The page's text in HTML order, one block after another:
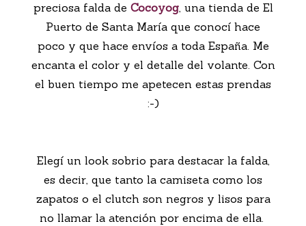
preciosa falda de Cocoyog, una tienda de El
Puerto de Santa María que conocí hace
poco y que hace envíos a toda España. Me
encanta el color y el detalle del volante. Con
el buen tiempo me apetecen estas prendas
:-)
Elegí un look sobrio para destacar la falda,
es decir, que tanto la camiseta como los
zapatos o el clutch son negros y lisos para
no llamar la atención por encima de ella.